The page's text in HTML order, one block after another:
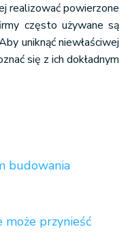
realizować powierzone
często używane są
uniknąć niewłaściwej
się z ich dokładnym
budowania
przynieść